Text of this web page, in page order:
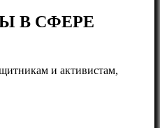
В СФЕРЕ
и активистам,